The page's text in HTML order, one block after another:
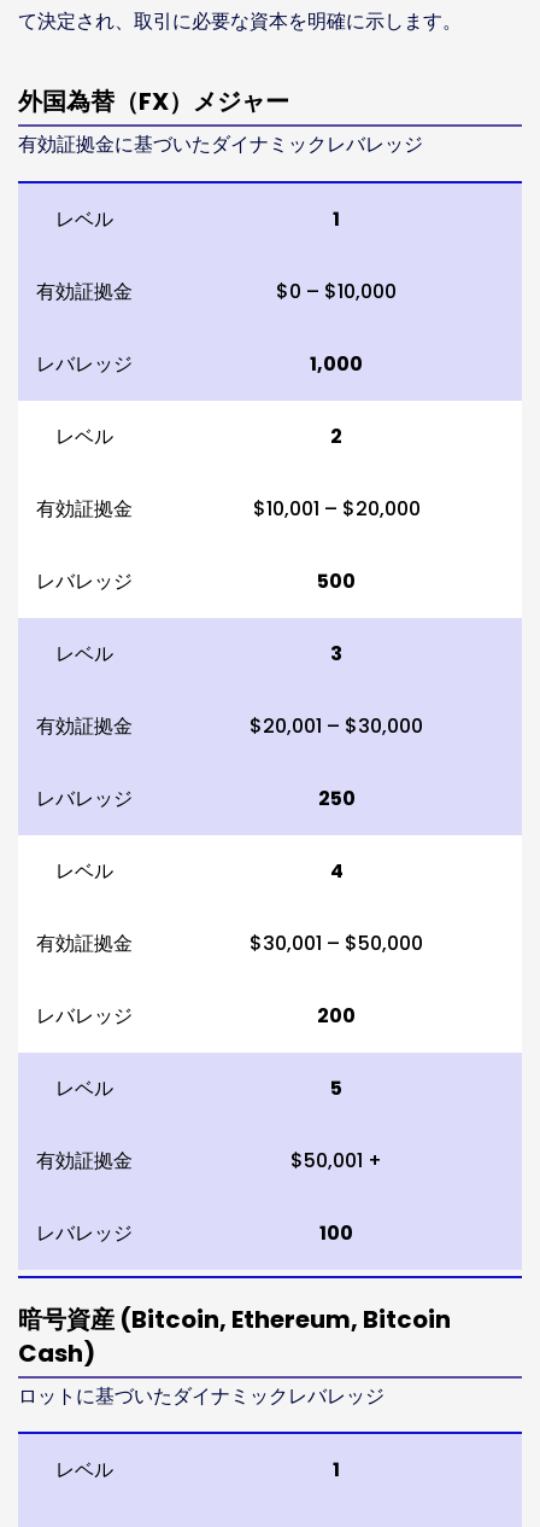
て決定され、取引に必要な資本を明確に示します。
外国為替（FX）メジャー
有効証拠金に基づいたダイナミックレバレッジ
レベル 1
有効証拠金 $0 – $10,000
レバレッジ 1,000
レベル 2
有効証拠金 $10,001 – $20,000
レバレッジ 500
レベル 3
有効証拠金 $20,001 – $30,000
レバレッジ 250
レベル 4
有効証拠金 $30,001 – $50,000
レバレッジ 200
レベル 5
有効証拠金 $50,001 +
レバレッジ 100
暗号資産 (Bitcoin, Ethereum, Bitcoin
Cash)
ロットに基づいたダイナミックレバレッジ
レベル 1